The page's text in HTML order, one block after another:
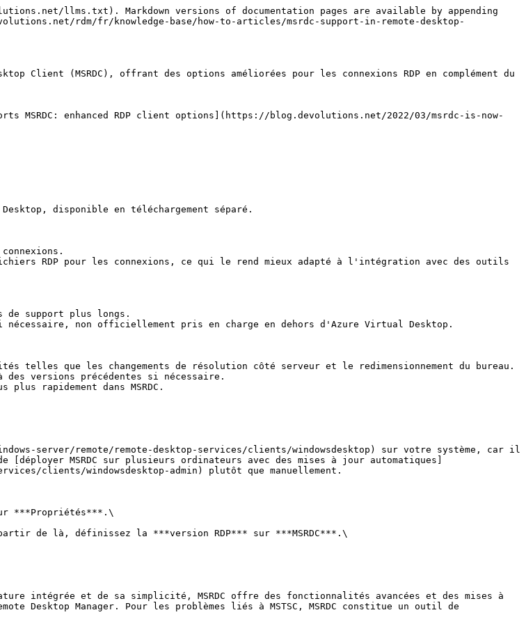
llms.txt). Markdown versions of documentation pages are available by appending
rdm/fr/knowledge-base/how-to-articles/msrdc-support-in-remote-desktop-
Client (MSRDC), offrant des options améliorées pour les connexions RDP en complément du
MSRDC: enhanced RDP client options](https://blog.devolutions.net/2022/03/msrdc-is-now-
disponible en téléchargement séparé.
RDP pour les connexions, ce qui le rend mieux adapté à l'intégration avec des outils
de support plus longs.
non officiellement pris en charge en dehors d'Azure Virtual Desktop.
telles que les changements de résolution côté serveur et le redimensionnement du bureau.
versions précédentes si nécessaire.
rapidement dans MSRDC.
server/remote/remote-desktop-services/clients/windowsdesktop) sur votre système, car il
MSRDC sur plusieurs ordinateurs avec des mises à jour automatiques]
clients/windowsdesktop-admin) plutôt que manuellement.
***Propriétés***.\
de là, définissez la ***version RDP*** sur ***MSRDC***.\
intégrée et de sa simplicité, MSRDC offre des fonctionnalités avancées et des mises à
Manager. Pour les problèmes liés à MSTSC, MSRDC constitue un outil de